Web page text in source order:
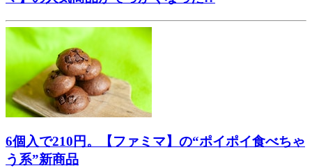
6個入で210円。【ファミマ】の“ポイポイ食べちゃ
う系”新商品